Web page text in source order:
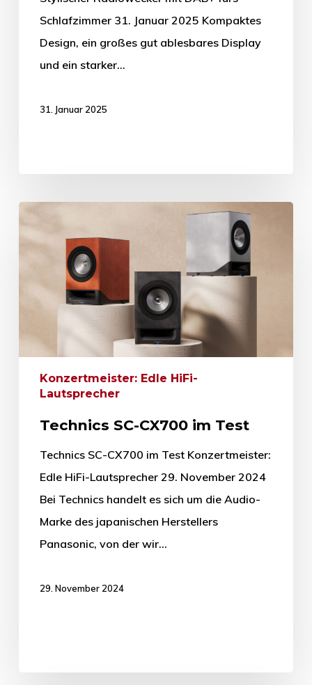
Schlafzimmer 31. Januar 2025 Kompaktes
Design, ein großes gut ablesbares Display
und ein starker…
31. Januar 2025
Konzertmeister: Edle HiFi-
Lautsprecher
Technics SC-CX700 im Test
Technics SC-CX700 im Test Konzertmeister:
Edle HiFi-Lautsprecher 29. November 2024
Bei Technics handelt es sich um die Audio-
Marke des japanischen Herstellers
Panasonic, von der wir…
29. November 2024